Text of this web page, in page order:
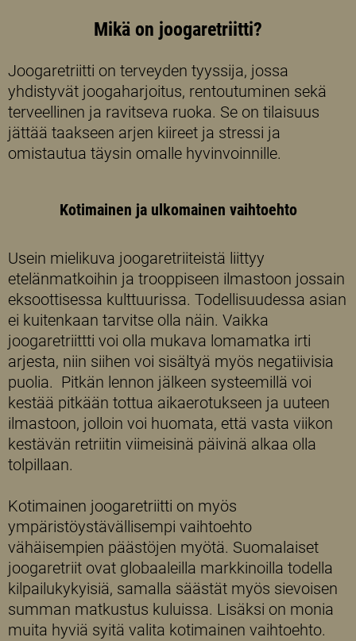
Mikä on joogaretriitti?
Joogaretriitti on terveyden tyyssija, jossa
yhdistyvät joogaharjoitus, rentoutuminen sekä
terveellinen ja ravitseva ruoka. Se on tilaisuus
jättää taakseen arjen kiireet ja stressi ja
omistautua täysin omalle hyvinvoinnille.
Kotimainen ja ulkomainen vaihtoehto
Usein mielikuva joogaretriiteistä liittyy
etelänmatkoihin ja trooppiseen ilmastoon jossain
eksoottisessa kulttuurissa. Todellisuudessa asian
ei kuitenkaan tarvitse olla näin. Vaikka
joogaretriittti voi olla mukava lomamatka irti
arjesta, niin siihen voi sisältyä myös negatiivisia
puolia. Pitkän lennon jälkeen systeemillä voi
kestää pitkään tottua aikaerotukseen ja uuteen
ilmastoon, jolloin voi huomata, että vasta viikon
kestävän retriitin viimeisinä päivinä alkaa olla
tolpillaan.
Kotimainen joogaretriitti on myös
ympäristöystävällisempi vaihtoehto
vähäisempien päästöjen myötä. Suomalaiset
joogaretriit ovat globaaleilla markkinoilla todella
kilpailukykyisiä, samalla säästät myös sievoisen
summan matkustus kuluissa. Lisäksi on monia
muita hyviä syitä valita kotimainen vaihtoehto.